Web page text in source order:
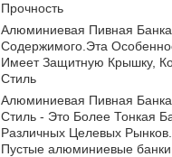
Прочность
Алюминиевая Пивная
Содержимого.Эта
Имеет Защитную Крышку,
Стиль
Алюминиевая Пивная
Стиль - Это Более Тонкая
Различных Целевых Рынков.
Пустые алюминиевые